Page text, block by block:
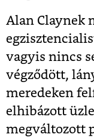
Alan Claynek
vagyis nincs
végződött,
meredeken
elhibázott
megváltozott